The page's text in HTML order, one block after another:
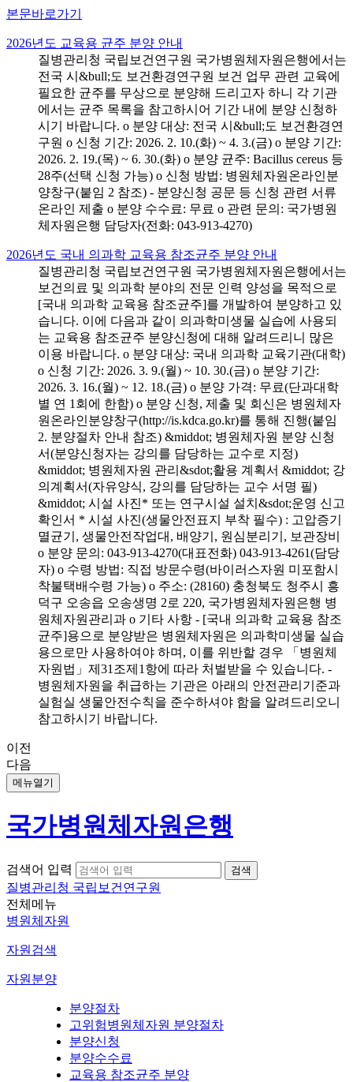
본문바로가기
2026년도 교육용 균주 분양 안내
질병관리청 국립보건연구원 국가병원체자원은행에서는
전국 시&bull;도 보건환경연구원 보건 업무 관련 교육에
필요한 균주를 무상으로 분양해 드리고자 하니 각 기관
에서는 균주 목록을 참고하시어 기간 내에 분양 신청하
시기 바랍니다. o 분양 대상: 전국 시&bull;도 보건환경연
구원 o 신청 기간: 2026. 2. 10.(화) ~ 4. 3.(금) o 분양 기간:
2026. 2. 19.(목) ~ 6. 30.(화) o 분양 균주: Bacillus cereus 등
28주(선택 신청 가능) o 신청 방법: 병원체자원온라인분
양창구(붙임 2 참조) - 분양신청 공문 등 신청 관련 서류
온라인 제출 o 분양 수수료: 무료 o 관련 문의: 국가병원
체자원은행 담당자(전화: 043-913-4270)
2026년도 국내 의과학 교육용 참조균주 분양 안내
질병관리청 국립보건연구원 국가병원체자원은행에서는
보건의료 및 의과학 분야의 전문 인력 양성을 목적으로
[국내 의과학 교육용 참조균주]를 개발하여 분양하고 있
습니다. 이에 다음과 같이 의과학미생물 실습에 사용되
는 교육용 참조균주 분양신청에 대해 알려드리니 많은
이용 바랍니다. o 분양 대상: 국내 의과학 교육기관(대학)
o 신청 기간: 2026. 3. 9.(월) ~ 10. 30.(금) o 분양 기간:
2026. 3. 16.(월) ~ 12. 18.(금) o 분양 가격: 무료(단과대학
별 연 1회에 한함) o 분양 신청, 제출 및 회신은 병원체자
원온라인분양창구(http://is.kdca.go.kr)를 통해 진행(붙임
2. 분양절차 안내 참조) &middot; 병원체자원 분양 신청
서(분양신청자는 강의를 담당하는 교수로 지정)
&middot; 병원체자원 관리&sdot;활용 계획서 &middot; 강
의계획서(자유양식, 강의를 담당하는 교수 서명 필)
&middot; 시설 사진* 또는 연구시설 설치&sdot;운영 신고
확인서 * 시설 사진(생물안전표지 부착 필수) : 고압증기
멸균기, 생물안전작업대, 배양기, 원심분리기, 보관장비
o 분양 문의: 043-913-4270(대표전화) 043-913-4261(담당
자) o 수령 방법: 직접 방문수령(바이러스자원 미포함시
착불택배수령 가능) o 주소: (28160) 충청북도 청주시 흥
덕구 오송읍 오송생명 2로 220, 국가병원체자원은행 병
원체자원관리과 o 기타 사항 - [국내 의과학 교육용 참조
균주]용으로 분양받은 병원체자원은 의과학미생물 실습
용으로만 사용하여야 하며, 이를 위반할 경우 「병원체
자원법」제31조제1항에 따라 처벌받을 수 있습니다. -
병원체자원을 취급하는 기관은 아래의 안전관리기준과
실험실 생물안전수칙을 준수하셔야 함을 알려드리오니
참고하시기 바랍니다.
이전
다음
메뉴열기
국가병원체자원은행
검색어 입력
질병관리청 국립보건연구원
전체메뉴
병원체자원
자원검색
자원분양
분양절차
고위험병원체자원 분양절차
분양신청
분양수수료
교육용 참조균주 분양